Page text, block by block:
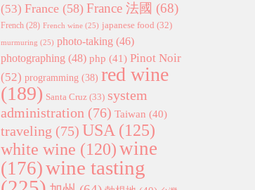
(53) France (58) France 法國 (68)
French (28) French wine (25) japanese food (32)
murmuring (25) photo-taking (46)
photographing (48) php (41) Pinot Noir
(52) programming (38) red wine
(189) Santa Cruz (33) system
administration (76) Taiwan (40)
traveling (75) USA (125)
white wine (120)wine
(176)wine tasting